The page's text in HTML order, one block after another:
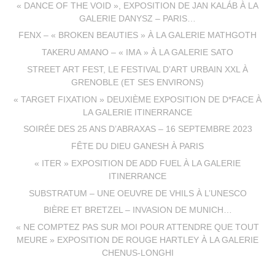
« DANCE OF THE VOID », EXPOSITION DE JAN KALÁB À LA
GALERIE DANYSZ – PARIS…
FENX – « BROKEN BEAUTIES » À LA GALERIE MATHGOTH
TAKERU AMANO – « IMA » À LA GALERIE SATO
STREET ART FEST, LE FESTIVAL D’ART URBAIN XXL À
GRENOBLE (ET SES ENVIRONS)
« TARGET FIXATION » DEUXIÈME EXPOSITION DE D*FACE À
LA GALERIE ITINERRANCE
SOIRÉE DES 25 ANS D’ABRAXAS – 16 SEPTEMBRE 2023
FÊTE DU DIEU GANESH À PARIS
« ITER » EXPOSITION DE ADD FUEL À LA GALERIE
ITINERRANCE
SUBSTRATUM – UNE OEUVRE DE VHILS À L’UNESCO
BIÈRE ET BRETZEL – INVASION DE MUNICH…
« NE COMPTEZ PAS SUR MOI POUR ATTENDRE QUE TOUT
MEURE » EXPOSITION DE ROUGE HARTLEY À LA GALERIE
CHENUS-LONGHI